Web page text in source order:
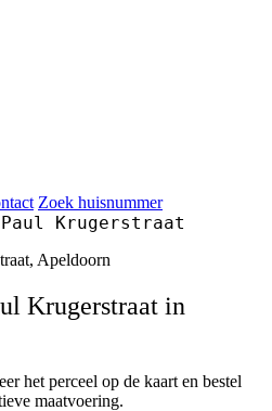
Zoek huisnummer
Paul Krugerstraat
Apeldoorn
Krugerstraat in
het perceel op de kaart en bestel
maatvoering.